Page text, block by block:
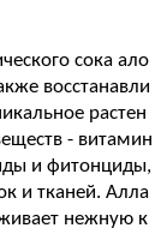
сока ало
восстанавли
растен
- витамин
и фитонциды,
и тканей. Алла
нежную к